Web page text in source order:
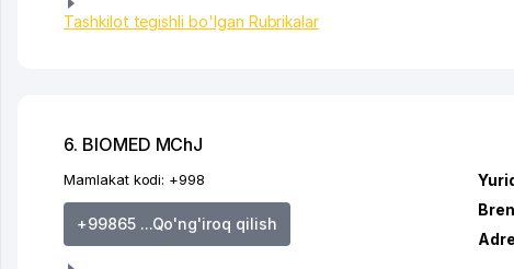
Tashkilot tegishli bo'lgan Rubrikalar
6. BIOMED MChJ
Mamlakat kodi: +998
+99865 ...Qo'ng'iroq qilish